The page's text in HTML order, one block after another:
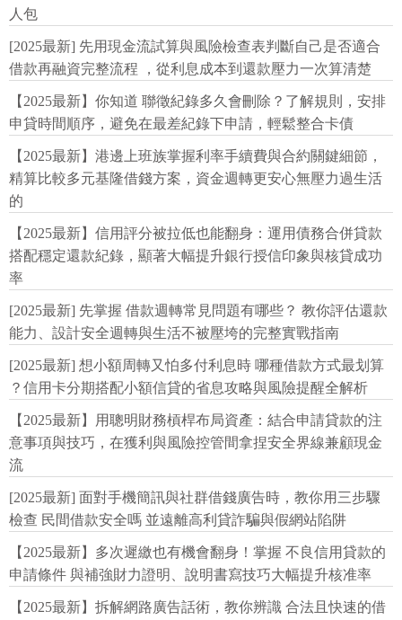
人包
[2025最新] 先用現金流試算與風險檢查表判斷自己是否適合
借款再融資完整流程 ，從利息成本到還款壓力一次算清楚
【2025最新】你知道 聯徵紀錄多久會刪除？了解規則，安排
申貸時間順序，避免在最差紀錄下申請，輕鬆整合卡債
【2025最新】港邊上班族掌握利率手續費與合約關鍵細節，
精算比較多元基隆借錢方案，資金週轉更安心無壓力過生活
的
【2025最新】信用評分被拉低也能翻身：運用債務合併貸款
搭配穩定還款紀錄，顯著大幅提升銀行授信印象與核貸成功
率
[2025最新] 先掌握 借款週轉常見問題有哪些？ 教你評估還款
能力、設計安全週轉與生活不被壓垮的完整實戰指南
[2025最新] 想小額周轉又怕多付利息時 哪種借款方式最划算
？信用卡分期搭配小額信貸的省息攻略與風險提醒全解析
【2025最新】用聰明財務槓桿布局資產：結合申請貸款的注
意事項與技巧，在獲利與風險控管間拿捏安全界線兼顧現金
流
[2025最新] 面對手機簡訊與社群借錢廣告時，教你用三步驟
檢查 民間借款安全嗎 並遠離高利貸詐騙與假網站陷阱
【2025最新】多次遲繳也有機會翻身！掌握 不良信用貸款的
申請條件 與補強財力證明、說明書寫技巧大幅提升核准率
【2025最新】拆解網路廣告話術，教你辨識 合法且快速的借